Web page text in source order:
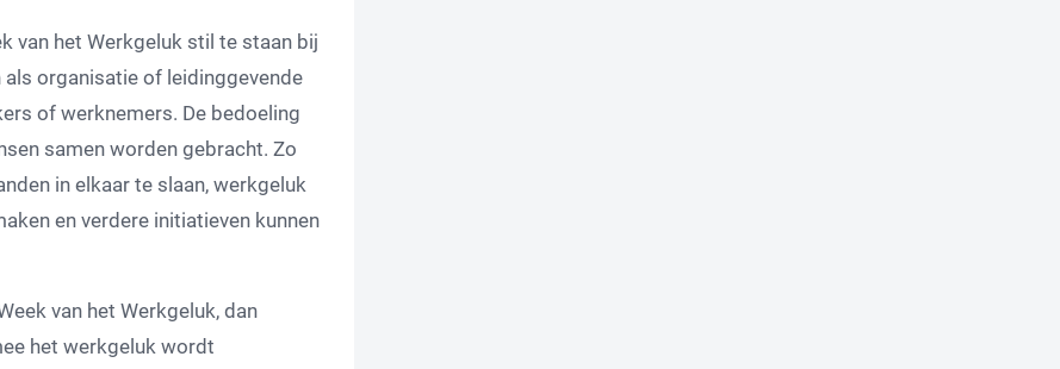
van het Werkgeluk stil te staan bij
als organisatie of leidinggevende
of werknemers. De bedoeling
samen worden gebracht. Zo
in elkaar te slaan, werkgeluk
en verdere initiatieven kunnen
van het Werkgeluk, dan
het werkgeluk wordt